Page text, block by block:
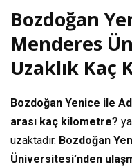
Bozdoğan
Menderes
Uzaklık Kaç
Bozdoğan Yenice ile
arası kaç kilometre?
uzaktadır. Bozdoğan
Üniversitesi’nden